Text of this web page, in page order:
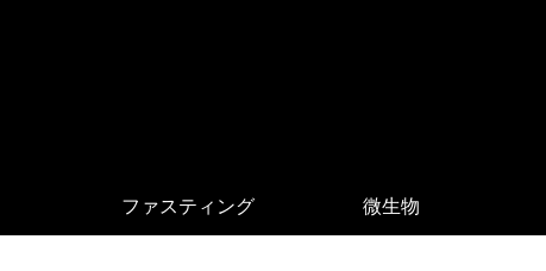
ファスティング 微生物